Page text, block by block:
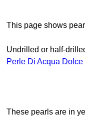
This page shows
Undrilled or half-
Perle Di Acqua Dolce
These pearls are in